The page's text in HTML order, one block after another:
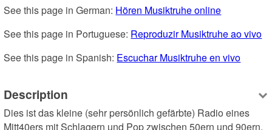
See this page in German: Hören Musiktruhe online
See this page in Portuguese: Reproduzir Musiktruhe ao vivo
See this page in Spanish: Escuchar Musiktruhe en vivo
Description
Dies ist das kleine (sehr persönlich gefärbte) Radio eines
Mitt40ers mit Schlagern und Pop zwischen 50ern und 90ern,